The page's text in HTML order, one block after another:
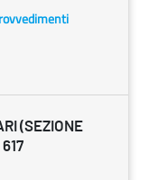
(SEZIONE